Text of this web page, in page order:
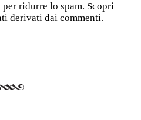
ridurre lo spam. Scopri
derivati dai commenti.